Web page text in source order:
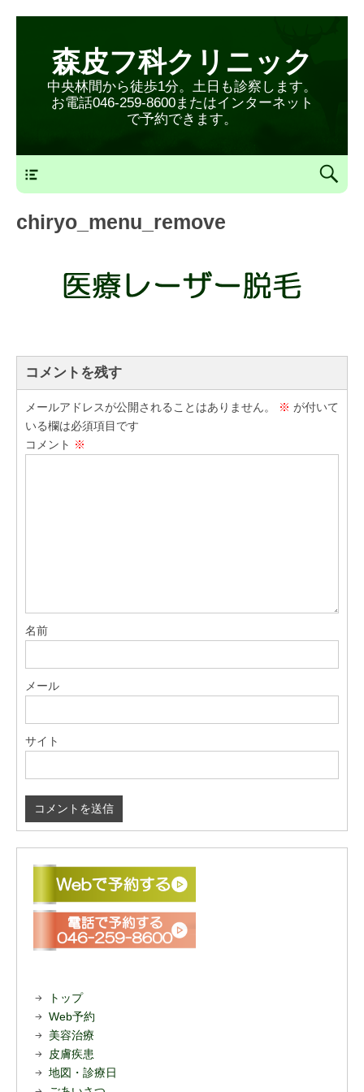
森皮フ科クリニック
中央林間から徒歩1分。土日も診察します。
お電話046-259-8600またはインターネット
で予約できます。
chiryo_menu_remove
コメントを残す
メールアドレスが公開されることはありません。 ※ が付いて
いる欄は必須項目です
コメント ※
名前
メール
サイト
トップ
Web予約
美容治療
皮膚疾患
地図・診療日